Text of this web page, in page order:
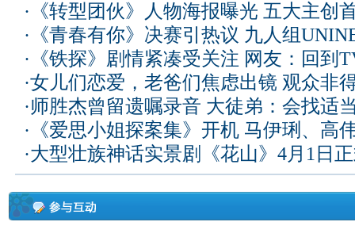
· 《转型团伙》人物海报曝光 五大主创
· 《青春有你》决赛引热议 九人组
· 《铁探》剧情紧凑受关注 网友：回到
·女儿们恋爱，老爸们焦虑出镜 观众非
·师胜杰曾留遗嘱录音 大徒弟：会找适
· 《爱思小姐探案集》开机 马伊琍、高
·大型壮族神话实景剧《花山》4月1日